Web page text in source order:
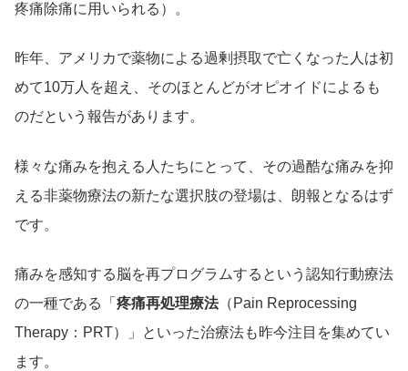
疼痛除痛に用いられる）。
昨年、アメリカで薬物による過剰摂取で亡くなった人は初
めて10万人を超え、そのほとんどがオピオイドによるも
のだという報告があります。
様々な痛みを抱える人たちにとって、その過酷な痛みを抑
える非薬物療法の新たな選択肢の登場は、朗報となるはず
です。
痛みを感知する脳を再プログラムするという認知行動療法
の一種である「 疼痛再処理療法（Pain Reprocessing
Therapy：PRT）」といった治療法も昨今注目を集めてい
ます。